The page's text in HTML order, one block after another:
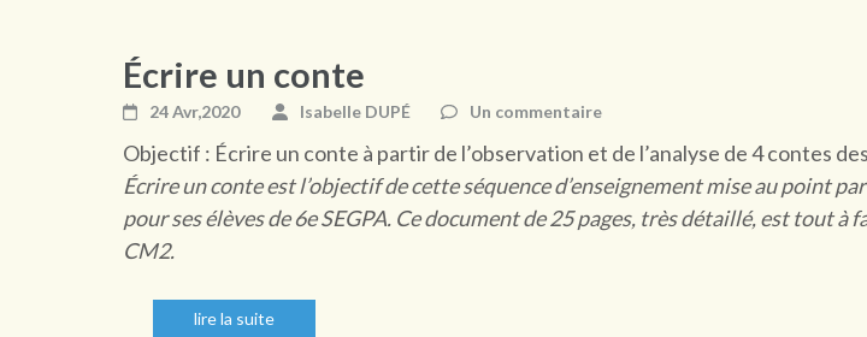
Écrire un conte
24 Avr,2020 Isabelle DUPÉ Un commentaire
Objectif : Écrire un conte à partir de l’observation et de l’analyse de 4 contes
Écrire un conte est l’objectif de cette séquence d’enseignement mise au point
pour ses élèves de 6e SEGPA. Ce document de 25 pages, très détaillé, est tout à
CM2.
lire la suite